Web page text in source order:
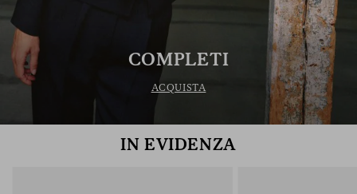
COMPLETI
ACQUISTA
IN EVIDENZA